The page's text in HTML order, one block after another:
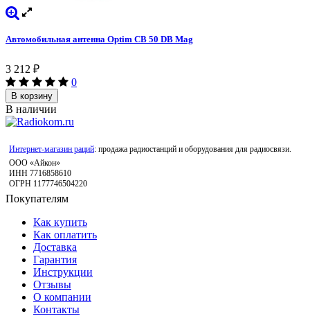
Автомобильная антенна Optim CB 50 DB Mag
3 212 ₽
0
В корзину
В наличии
Интернет-магазин раций: продажа радиостанций и оборудования для радиосвязи.
ООО «Айкон»
ИНН 7716858610
ОГРН 1177746504220
Покупателям
Как купить
Как оплатить
Доставка
Гарантия
Инструкции
Отзывы
О компании
Контакты